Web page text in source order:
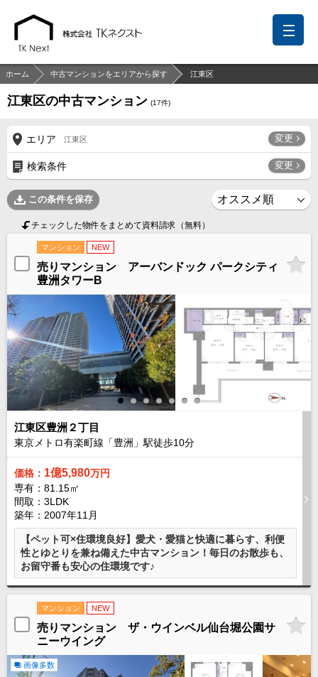
ホーム 中古マンションをエリアから探す 江東区
江東区の中古マンション (17件)
エリア 江東区 変更
検索条件 変更
この条件を保存
チェックした物件をまとめて資料請求（無料）
マンション NEW
売りマンション アーバンドック パークシティ
豊洲タワーB
江東区豊洲２丁目
東京メトロ有楽町線「豊洲」駅徒歩10分
価格： 1億5,980万円
専有：81.15㎡
間取：3LDK
築年：2007年11月
【ペット可×住環境良好】愛犬・愛猫と快適に暮らす、利便
性とゆとりを兼ね備えた中古マンション！毎日のお散歩も、
お留守番も安心の住環境です♪
マンション NEW
売りマンション ザ・ウインベル仙台堀公園サ
ニーウイング
画像多数
中国語での対応も可能です
お問い合わせ
営業メールは固くお断りします
お知らせ
千葉本店 松戸支店 成田支店 木更津支店
東京支店
現地販売会情報
千葉本店 松戸支店 成田支店
神奈川支店
沖縄支店
スタッフ紹介
千葉本店 松戸支店 成田支店 木更津支店
神奈川支店
沖縄支店
売却査定
お問い合わせ
プライバシーポリシー
物件検索
新築一戸建
エリアから探す
路線から探す
中古一戸建